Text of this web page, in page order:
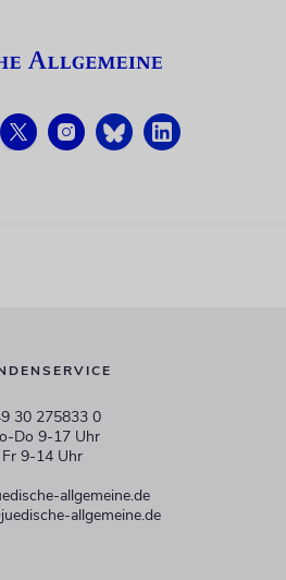
30 275833 0
Do 9-17 Uhr
Fr 9-14 Uhr
allgemeine.de
allgemeine.de